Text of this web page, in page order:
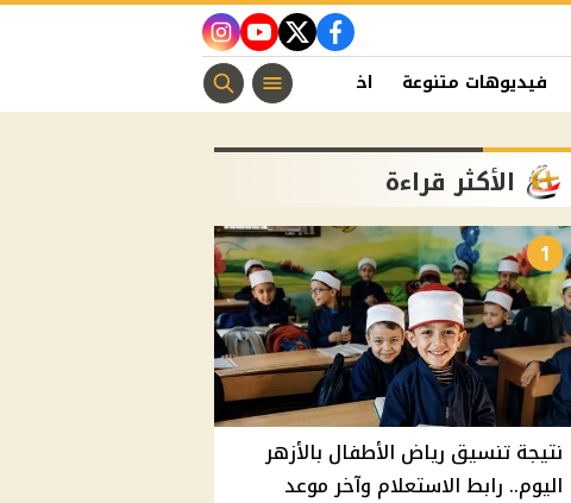
facebook
twitter
youtube
instagram
فيديوهات متنوعة اخبار الفن منوعات مسيحية
الأكثر قراءة
1
نتيجة تنسيق رياض الأطفال بالأزهر
اليوم.. رابط الاستعلام وآخر موعد